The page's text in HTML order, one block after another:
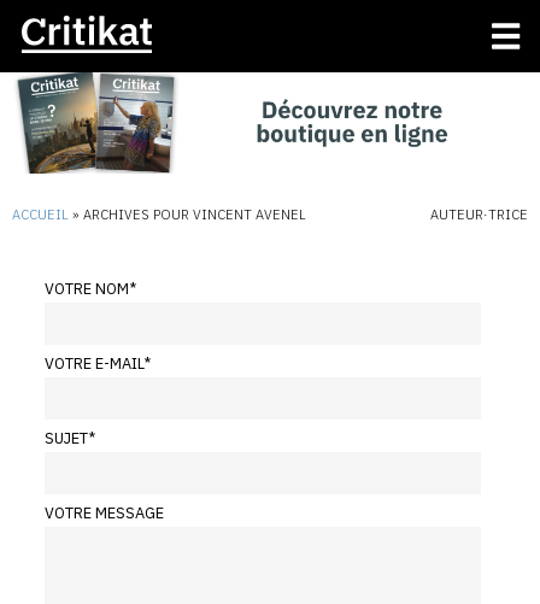
ACCUEIL » ARCHIVES POUR VINCENT AVENEL AUTEUR·TRICE
VOTRE NOM*
VOTRE E-MAIL*
SUJET*
VOTRE MESSAGE